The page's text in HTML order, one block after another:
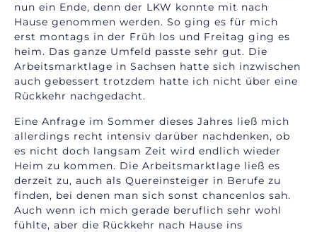
nun ein Ende, denn der LKW konnte mit nach
Hause genommen werden. So ging es für mich
erst montags in der Früh los und Freitag ging es
heim. Das ganze Umfeld passte sehr gut. Die
Arbeitsmarktlage in Sachsen hatte sich inzwischen
auch gebessert trotzdem hatte ich nicht über eine
Rückkehr nachgedacht.
Eine Anfrage im Sommer dieses Jahres ließ mich
allerdings recht intensiv darüber nachdenken, ob
es nicht doch langsam Zeit wird endlich wieder
Heim zu kommen. Die Arbeitsmarktlage ließ es
derzeit zu, auch als Quereinsteiger in Berufe zu
finden, bei denen man sich sonst chancenlos sah.
Auch wenn ich mich gerade beruflich sehr wohl
fühlte, aber die Rückkehr nach Hause ins